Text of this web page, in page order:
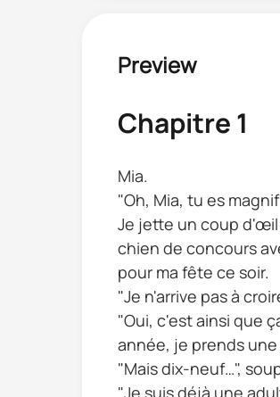
Preview
Chapitre 1
Mia.
"Oh, Mia, tu es
Je jette un coup d'œil
chien de concours
pour ma fête ce soir.
"Je n'arrive pas à
"Oui, c'est ainsi que
année, je prends
"Mais dix-neuf…",
"Je suis déjà une